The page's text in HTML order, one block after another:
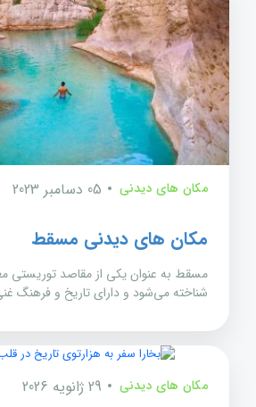
مکان های دیدنی 05 دسامبر 2023
مکان های دیدنی مسقط
مسقط به عنوان یکی از مقاصد توریستی
شناخته می‌شود و دارای تاریخ و فرهنگ
مکان های دیدنی 29 ژانویه 2026